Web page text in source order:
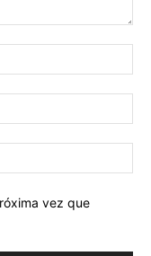
vez que